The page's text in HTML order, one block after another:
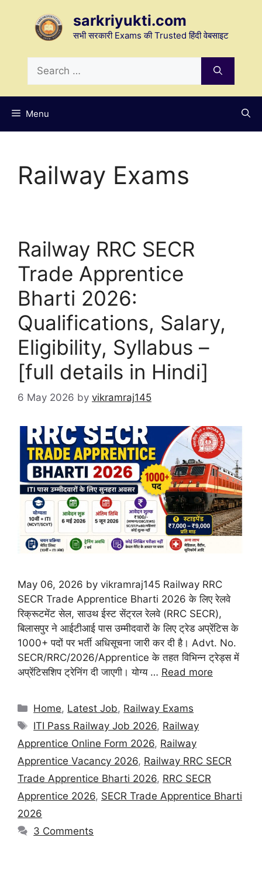
sarkriyukti.com
सभी सरकारी Exams की Trusted हिंदी वेबसाइट
for:
Menu
Railway Exams
Railway RRC SECR
Trade Apprentice
Bharti 2026:
Qualifications, Salary,
Eligibility, Syllabus –
[full details in Hindi]
6 May 2026 by vikramraj145
May 06, 2026 by vikramraj145 Railway RRC
SECR Trade Apprentice Bharti 2026 के लिए रेलवे
रिक्रूटमेंट सेल, साउथ ईस्ट सेंट्रल रेलवे (RRC SECR),
बिलासपुर ने आईटीआई पास उम्मीदवारों के लिए ट्रेड अप्रेंटिस के
1000+ पदों पर भर्ती अधिसूचना जारी कर दी है। Advt. No.
SECR/RRC/2026/Apprentice के तहत विभिन्न ट्रेड्स में
अप्रेंटिसशिप ट्रेनिंग दी जाएगी। योग्य … Read more
Categories
Home, Latest Job, Railway Exams
Tags
ITI Pass Railway Job 2026, Railway
Apprentice Online Form 2026, Railway
Apprentice Vacancy 2026, Railway RRC SECR
Trade Apprentice Bharti 2026, RRC SECR
Apprentice 2026, SECR Trade Apprentice Bharti
2026
3 Comments